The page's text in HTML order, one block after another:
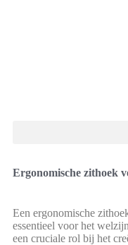
Ergonomische zithoek
Een ergonomische
essentieel voor het
een cruciale rol bij het